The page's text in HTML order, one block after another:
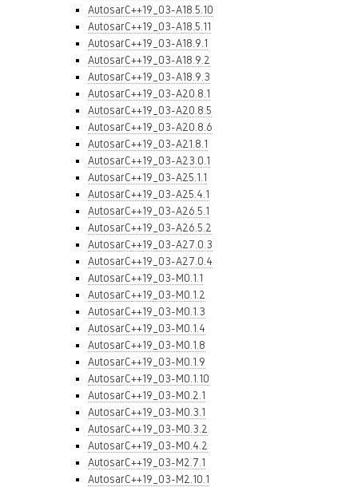
AutosarC++19_03-A18.5.10
AutosarC++19_03-A18.5.11
AutosarC++19_03-A18.9.1
AutosarC++19_03-A18.9.2
AutosarC++19_03-A18.9.3
AutosarC++19_03-A20.8.1
AutosarC++19_03-A20.8.5
AutosarC++19_03-A20.8.6
AutosarC++19_03-A21.8.1
AutosarC++19_03-A23.0.1
AutosarC++19_03-A25.1.1
AutosarC++19_03-A25.4.1
AutosarC++19_03-A26.5.1
AutosarC++19_03-A26.5.2
AutosarC++19_03-A27.0.3
AutosarC++19_03-A27.0.4
AutosarC++19_03-M0.1.1
AutosarC++19_03-M0.1.2
AutosarC++19_03-M0.1.3
AutosarC++19_03-M0.1.4
AutosarC++19_03-M0.1.8
AutosarC++19_03-M0.1.9
AutosarC++19_03-M0.1.10
AutosarC++19_03-M0.2.1
AutosarC++19_03-M0.3.1
AutosarC++19_03-M0.3.2
AutosarC++19_03-M0.4.2
AutosarC++19_03-M2.7.1
AutosarC++19_03-M2.10.1